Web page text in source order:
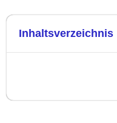
Inhaltsverzeichnis